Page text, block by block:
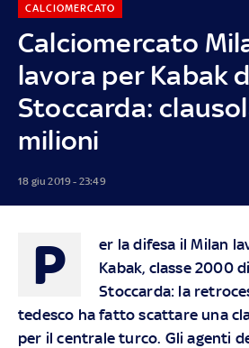
Calciomercato
lavora per Kabak
Stoccarda:
milioni
CALCIOMERCATO
18 giu 2019 - 23:49
P
er la difesa il Milan
Kabak, classe 2000
Stoccarda: la
tedesco ha fatto scattare una
per il centrale turco. Gli agenti